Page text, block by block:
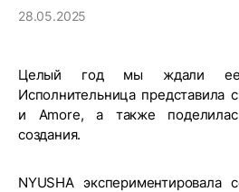
28.05.2025
Целый год мы ждали
Исполнительница представила
и Amore, а также
создания.
NYUSHA